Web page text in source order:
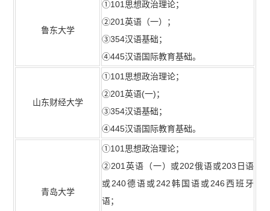
鲁东大学
①101思想政治理论；
②201英语（一）；
③354汉语基础；
④445汉语国际教育基础。
山东财经大学
①101思想政治理论；
②201英语(一)；
③354汉语基础；
④445汉语国际教育基础。
青岛大学
①101思想政治理论；
②201英语（一）或202俄语或203日语
或240德语或242韩国语或246西班牙
语；